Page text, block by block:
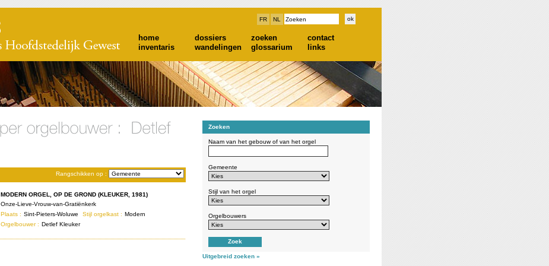
FR NL
home dossiers zoeken
contact
inventaris
wandelingen glossarium links
Rangschikken op :
MODERN ORGEL, OP DE GROND (KLEUKER, 1981)
Onze-Lieve-Vrouw-van-Gratiënkerk
Plaats : Sint-Pieters-Woluwe Stijl orgelkast : Modern
Orgelbouwer : Detlef Kleuker
Zoeken
Naam van het gebouw of van het orgel
Gemeente
Stijl van het orgel
Orgelbouwers
Uitgebreid zoeken »